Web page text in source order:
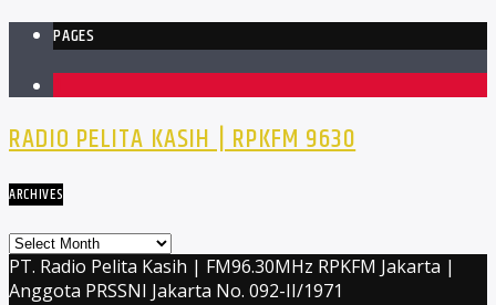
PAGES
RADIO PELITA KASIH | RPKFM 9630
ARCHIVES
Archives
PT. Radio Pelita Kasih | FM96.30MHz RPKFM Jakarta |
Anggota PRSSNI Jakarta No. 092-II/1971